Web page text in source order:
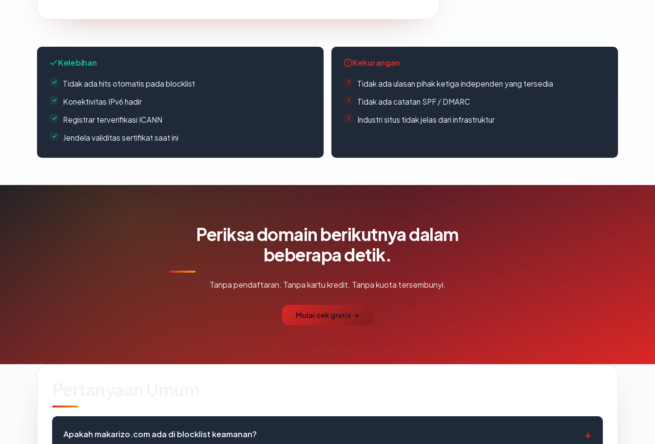
Kelebihan
Tidak ada hits otomatis pada blocklist
Konektivitas IPv6 hadir
Registrar terverifikasi ICANN
Jendela validitas sertifikat saat ini
Kekurangan
Tidak ada ulasan pihak ketiga independen yang tersedia
Tidak ada catatan SPF / DMARC
Industri situs tidak jelas dari infrastruktur
Periksa domain berikutnya dalam
beberapa detik.
Tanpa pendaftaran. Tanpa kartu kredit. Tanpa kuota tersembunyi.
Mulai cek gratis →
Apakah makarizo.com ada di blocklist keamanan?